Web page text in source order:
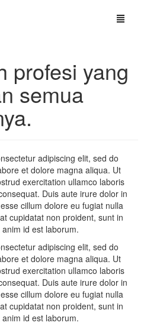
profesi yang
semua
adipiscing elit, sed do
et dolore magna aliqua. Ut
exercitation ullamco laboris
Duis aute irure dolor in
cillum dolore eu fugiat nulla
cupidatat non proident, sunt in
id est laborum.
adipiscing elit, sed do
et dolore magna aliqua. Ut
exercitation ullamco laboris
Duis aute irure dolor in
cillum dolore eu fugiat nulla
cupidatat non proident, sunt in
id est laborum.